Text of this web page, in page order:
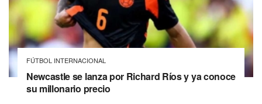
FÚTBOL INTERNACIONAL
Newcastle se lanza por Richard Ríos y ya conoce
su millonario precio